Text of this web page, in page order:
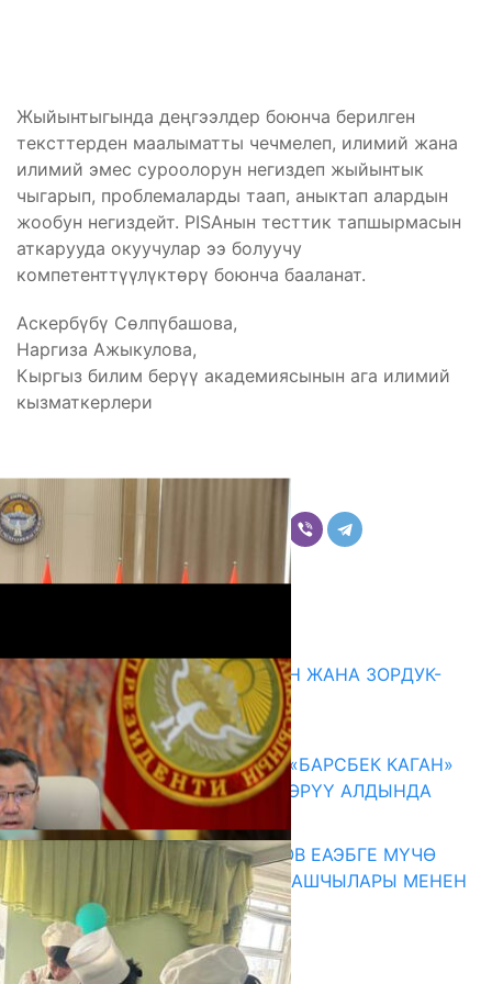
Жыйынтыгында деңгээлдер боюнча берилген
тексттерден маалыматты чечмелеп, илимий жана
илимий эмес суроолорун негиздеп жыйынтык
чыгарып, проблемаларды таап, аныктап алардын
жообун негиздейт. PISAнын тесттик тапшырмасын
аткарууда окуучулар ээ болуучу
компетенттүүлүктөрү боюнча бааланат.
Аскербүбү Сөлпүбашова,
Наргиза Ажыкулова,
Кыргыз билим берүү академиясынын ага илимий
кызматкерлери
Комментарийлер
ГЕНДЕРДИК БАСМЫРЛООДОН ЖАНА ЗОРДУК-
ЗОМБУЛУКТАН КОРГОО
07.08.2026
КЫРГЫЗ ТАРЫХЫ ТАСМАДА: «БАРСБЕК КАГАН»
КӨРКӨМ ТАСМАСЫ ЖАРЫК КӨРҮҮ АЛДЫНДА
07.08.2026
ПРЕЗИДЕНТ САДЫР ЖАПАРОВ ЕАЭБГЕ МҮЧӨ
МАМЛЕКЕТТЕРДИН ӨКМӨТ БАШЧЫЛАРЫ МЕНЕН
ЖОЛУГУШТУ
07.08.2026
Абитуриент